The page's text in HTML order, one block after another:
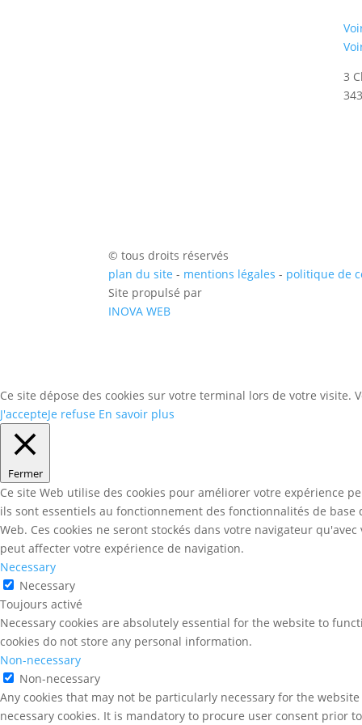
3
© tous droits réservés
plan du site - mentions légales- politique de
Site propulsé par
INOVA WEB
Ce site dépose des cookies sur votre terminal lors de votre visite.
J'accepteJe refuse En savoir plus
Fermer
Ce site Web utilise des cookies pour améliorer votre expérience
ils sont essentiels au fonctionnement des fonctionnalités de
Web. Ces cookies ne seront stockés dans votre navigateur
peut affecter votre expérience de navigation.
Necessary
Necessary
Toujours activé
Necessary cookies are absolutely essential for the website to
cookies do not store any personal information.
Non-necessary
Non-necessary
Any cookies that may not be particularly necessary for the
necessary cookies. It is mandatory to procure user consent prior